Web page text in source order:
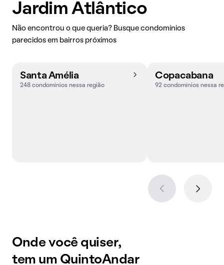
Jardim Atlântico
Não encontrou o que queria? Busque condomínios
parecidos em bairros próximos
Santa Amélia
248 condomínios nessa região
Copacabana
92 condomínios nessa
Onde você quiser,
tem um QuintoAndar